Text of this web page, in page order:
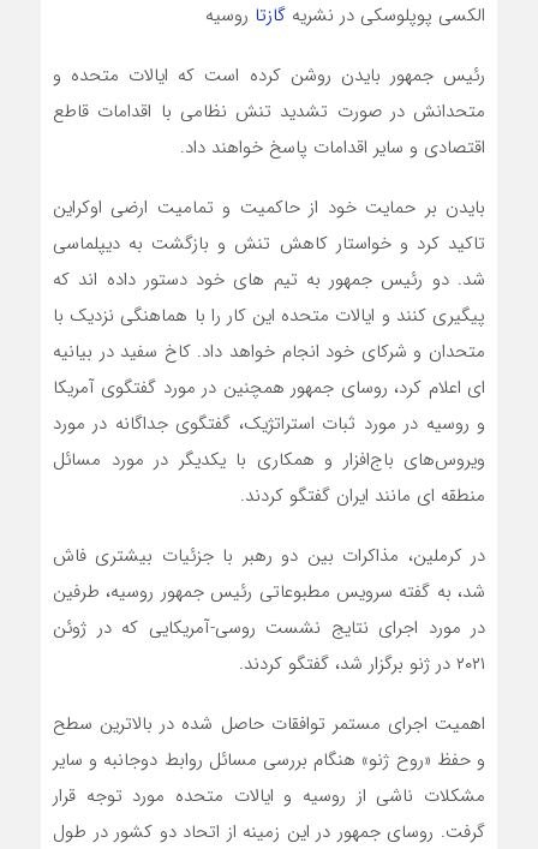
الکسی پوپلوسکی در نشریه گازتا روسیه
رئیس جمهور بایدن روشن کرده است که ایالات متحده و
متحدانش در صورت تشدید تنش نظامی با اقدامات قاطع
اقتصادی و سایر اقدامات پاسخ خواهند داد.
بایدن بر حمایت خود از حاکمیت و تمامیت ارضی اوکراین
تاکید کرد و خواستار کاهش تنش و بازگشت به دیپلماسی
شد. دو رئیس جمهور به تیم های خود دستور داده اند که
پیگیری کنند و ایالات متحده این کار را با هماهنگی نزدیک با
متحدان و شرکای خود انجام خواهد داد. کاخ سفید در بیانیه
ای اعلام کرد، روسای جمهور همچنین در مورد گفتگوی آمریکا
و روسیه در مورد ثبات استراتژیک، گفتگوی جداگانه در مورد
ویروس‌های باج‌افزار و همکاری با یکدیگر در مورد مسائل
منطقه ای مانند ایران گفتگو کردند.
در کرملین، مذاکرات بین دو رهبر با جزئیات بیشتری فاش
شد، به گفته سرویس مطبوعاتی رئیس جمهور روسیه، طرفین
در مورد اجرای نتایج نشست روسی-آمریکایی که در ژوئن
۲۰۲۱ در ژنو برگزار شد، گفتگو کردند.
اهمیت اجرای مستمر توافقات حاصل شده در بالاترین سطح
و حفظ «روح ژنو» هنگام بررسی مسائل روابط دوجانبه و سایر
مشکلات ناشی از روسیه و ایالات متحده مورد توجه قرار
گرفت. روسای جمهور در این زمینه از اتحاد دو کشور در طول